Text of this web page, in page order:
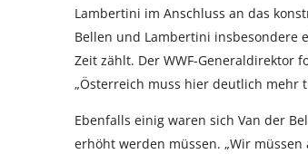
Lambertini im Anschluss an das
Bellen und Lambertini insbesondere
Zeit zählt. Der WWF-Generaldirektor
„Österreich muss hier deutlich
Ebenfalls einig waren sich Van der
erhöht werden müssen. „Wir